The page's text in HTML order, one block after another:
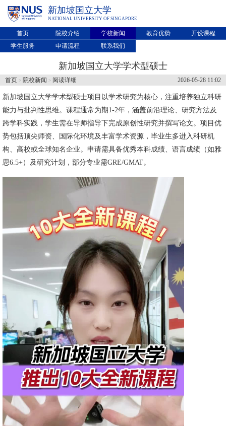
新加坡国立大学
NATIONAL UNIVERSITY OF SINGAPORE
首页 院校介绍 学校新闻 教育优势
开设课程
学生服务
申请流程 联系我们
新加坡国立大学学术型硕士
2026-05-28 11:02
首页 > 院校新闻 > 阅读详细
新加坡国立大学学术型硕士项目以学术研究为核心，注重培养独立科研
能力与批判性思维。课程通常为期1-2年，涵盖前沿理论、研究方法及
跨学科实践，学生需在导师指导下完成原创性研究并撰写论文。项目优
势包括顶尖师资、国际化环境及丰富学术资源，毕业生多进入科研机
构、高校或全球知名企业。申请需具备优秀本科成绩、语言成绩（如雅
思6.5+）及研究计划，部分专业需GRE/GMAT。